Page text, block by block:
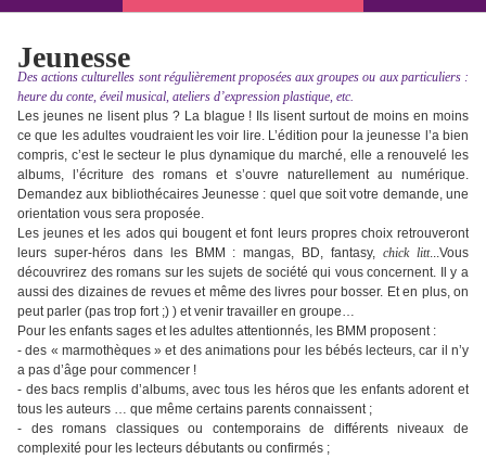
Jeunesse
Des actions culturelles sont régulièrement proposées aux groupes ou aux particuliers :
heure du conte, éveil musical, ateliers d’expression plastique, etc.
Les jeunes ne lisent plus ? La blague ! Ils lisent surtout de moins en moins
ce que les adultes voudraient les voir lire. L’édition pour la jeunesse l’a bien
compris, c’est le secteur le plus dynamique du marché, elle a renouvelé les
albums, l’écriture des romans et s’ouvre naturellement au numérique.
Demandez aux bibliothécaires Jeunesse : quel que soit votre demande, une
orientation vous sera proposée.
Les jeunes et les ados qui bougent et font leurs propres choix retrouveront
leurs super-héros dans les BMM : mangas, BD, fantasy,chick litt...Vous
découvrirez des romans sur les sujets de société qui vous concernent. Il y a
aussi des dizaines de revues et même des livres pour bosser. Et en plus, on
peut parler (pas trop fort ;) ) et venir travailler en groupe…
Pour les enfants sages et les adultes attentionnés, les BMM proposent :
- des « marmothèques » et des animations pour les bébés lecteurs, car il n’y
a pas d’âge pour commencer !
- des bacs remplis d’albums, avec tous les héros que les enfants adorent et
tous les auteurs … que même certains parents connaissent ;
- des romans classiques ou contemporains de différents niveaux de
complexité pour les lecteurs débutants ou confirmés ;